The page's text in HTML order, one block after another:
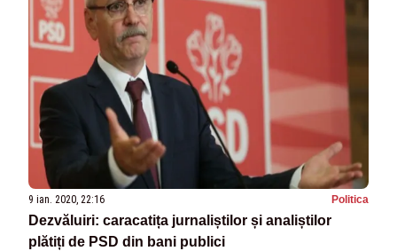
9 ian. 2020, 22:16 Politica
Dezvăluiri: caracatița jurnaliștilor și analiștilor
plătiți de PSD din bani publici